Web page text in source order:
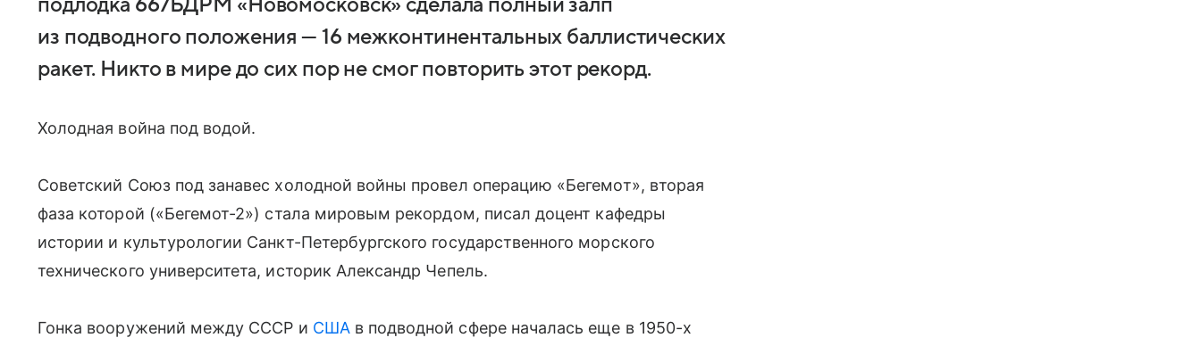
подлодка 667БДРМ «Новомосковск» сделала полный залп
из подводного положения — 16 межконтинентальных баллистических
ракет. Никто в мире до сих пор не смог повторить этот рекорд.
Холодная война под водой.
Советский Союз под занавес холодной войны провел операцию «Бегемот», вторая
фаза которой («Бегемот-2») стала мировым рекордом, писал доцент кафедры
истории и культурологии Санкт-Петербургского государственного морского
технического университета, историк Александр Чепель.
Гонка вооружений между СССР и СШАв подводной сфере началась еще в 1950-х